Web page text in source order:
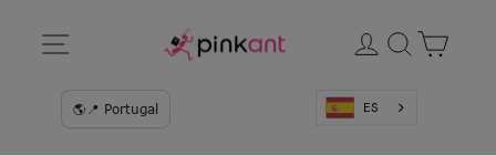
directamente
Ingresar
Buscar
ES